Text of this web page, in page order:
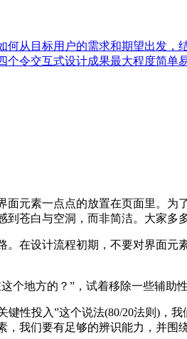
何从目标用户的需求和期望出发
令交互式设计成果最大程度简单
面元素一点点的放置在页面里。
苍白与空洞，而非简洁。大家多
。在设计流程初期，不要对界面
个地方的？”，试着移除一些辅
键性投入”这个说法(80/20法则)
我们要有足够的辨识能力，并围